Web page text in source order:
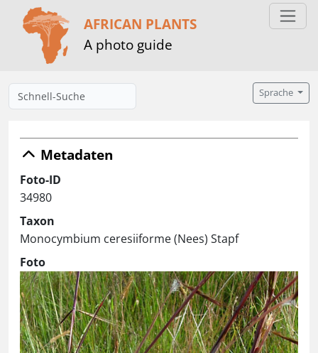
AFRICAN PLANTS
A photo guide
Sprache
Metadaten
Foto-ID
34980
Taxon
Monocymbium ceresiiforme (Nees) Stapf
Foto